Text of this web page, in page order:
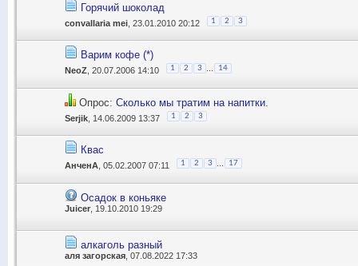
Горячий шоколад
convallaria mei , 23.01.2010 20:12 1 2 3
Варим кофе (*)
NeoZ , 20.07.2006 14:10 1 2 3 14
Опрос: Сколько мы тратим на напитки.
Serjik , 14.06.2009 13:37 1 2 3
Квас
АнченА , 05.02.2007 07:11 1 2 3 17
Осадок в коньяке
Juicer , 19.10.2010 19:29
алкаголь разный
аля загорская , 07.08.2022 17:33